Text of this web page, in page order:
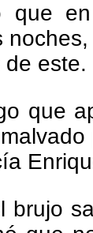
que
de este.
que
brujo